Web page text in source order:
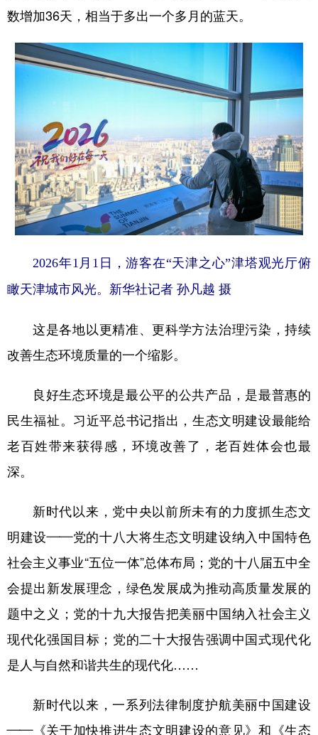
数增加36天，相当于多出一个多月的蓝天。
2026年1月1日，游客在“天津之心”津塔观光厅俯
瞰天津城市风光。新华社记者 孙凡越 摄
这是各地以更精准、更科学方法治理污染，持续
改善生态环境质量的一个缩影。
良好生态环境是最公平的公共产品，是最普惠的
民生福祉。习近平总书记指出，生态文明建设最能给
老百姓带来获得感，环境改善了，老百姓体会也最
深。
新时代以来，党中央以前所未有的力度抓生态文
明建设——党的十八大将生态文明建设纳入中国特色
社会主义事业“五位一体”总体布局；党的十八届五中全
会提出新发展理念，绿色发展成为推动高质量发展的
题中之义；党的十九大报告把美丽中国纳入社会主义
现代化强国目标；党的二十大报告强调中国式现代化
是人与自然和谐共生的现代化……
新时代以来，一系列法律制度护航美丽中国建设
——《关于加快推进生态文明建设的意见》和《生态